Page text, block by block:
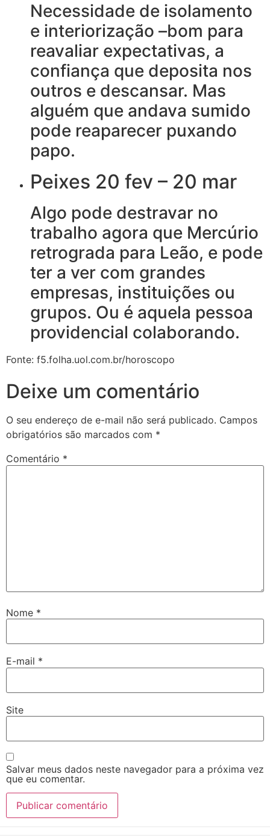
Necessidade de isolamento
e interiorização –bom para
reavaliar expectativas, a
confiança que deposita nos
outros e descansar. Mas
alguém que andava sumido
pode reaparecer puxando
papo.
Peixes 20 fev – 20 mar
Algo pode destravar no
trabalho agora que Mercúrio
retrograda para Leão, e pode
ter a ver com grandes
empresas, instituições ou
grupos. Ou é aquela pessoa
providencial colaborando.
Fonte: f5.folha.uol.com.br/horoscopo
Deixe um comentário
O seu endereço de e-mail não será publicado. Campos
obrigatórios são marcados com *
Comentário *
Nome *
E-mail *
Site
Salvar meus dados neste navegador para a próxima vez
que eu comentar.